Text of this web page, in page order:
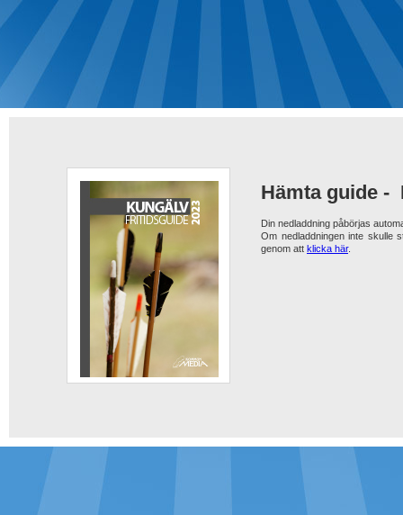
Hämta guide -
Din nedladdning påbörjas
Om nedladdningen inte skulle
genom att klicka här.